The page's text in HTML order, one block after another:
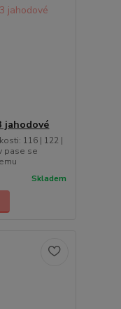
jahodové
116 | 122 |
pase se
Skladem